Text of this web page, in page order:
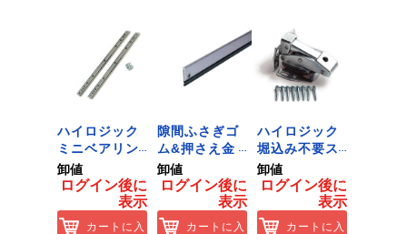
ハイロジック
ミニベアリン
グタイプ 310
ミリ 72958
Hardware]
卸値
ログイン後に
表示
カートに入
隙間ふさぎゴ
ム&押さえ金
物 72909
卸値
ログイン後に
表示
カートに入
ハイロジック
堀込み不要ス
ライド蝶番S
無兼用 P-726
Hardware]
卸値
ログイン後に
表示
カートに入